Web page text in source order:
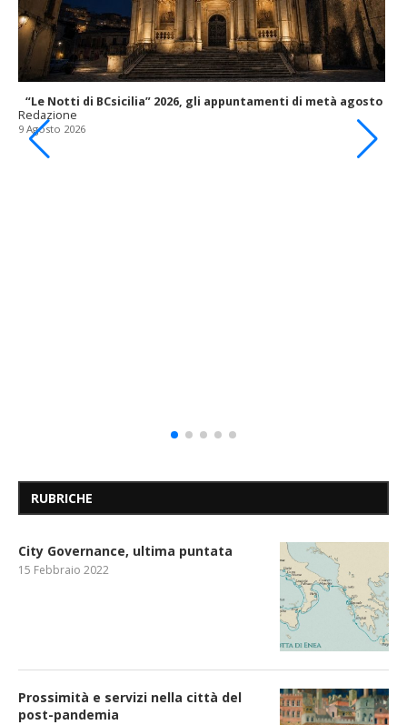
“Le Notti di BCsicilia” 2026, gli appuntamenti di metà agosto
Redazione
9 Agosto 2026
RUBRICHE
City Governance, ultima puntata
15 Febbraio 2022
Prossimità e servizi nella città del
post-pandemia